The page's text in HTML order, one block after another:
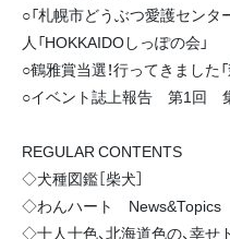
○「札幌市どうぶつ愛護セン
人「HOKKAIDOしっぽの会」
○鶴雅賞当選！行ってきました「
○イベント誌上報告 第1回 集
REGULAR CONTENTS
◇犬種図鑑［柴犬］
◇わんハート News&Topics
◇十人十色、北海道色の、幸